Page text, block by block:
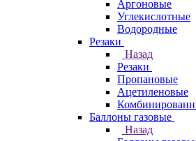
Аргоновые
Углекислотные
Водородные
Резаки
Назад
Резаки
Пропановые
Ацетиленовые
Баллоны газовые
Назад